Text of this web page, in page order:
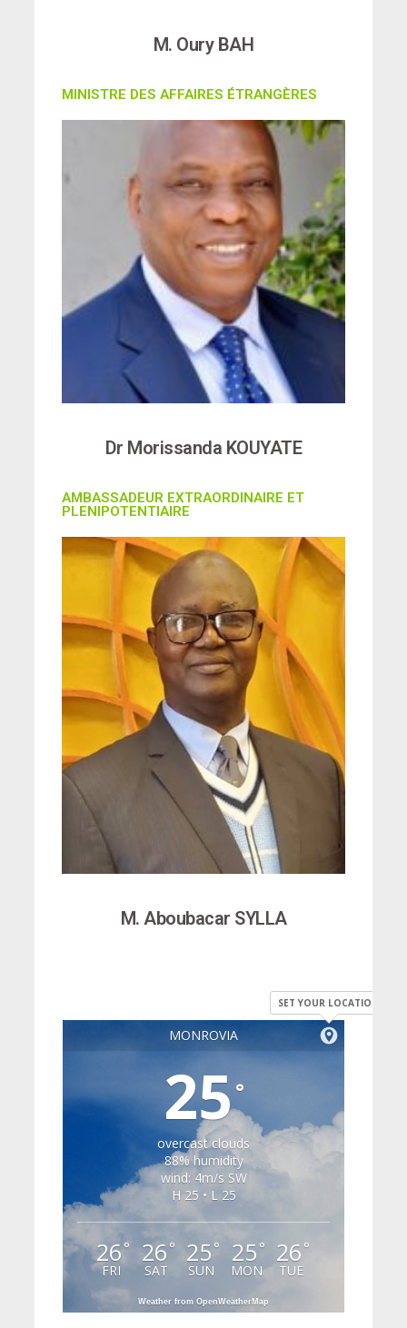
M. Oury BAH
MINISTRE DES AFFAIRES ÉTRANGÈRES
Dr Morissanda KOUYATE
AMBASSADEUR EXTRAORDINAIRE ET
PLENIPOTENTIAIRE
M. Aboubacar SYLLA
MONROVIA
SET YOUR LOCATION
25°
overcast clouds
88% humidity
wind: 4m/s SW
H 25 • L 25
26°
FRI
26°
SAT
25 °
SUN
25 °
MON
26 °
TUE
Weather from OpenWeatherMap